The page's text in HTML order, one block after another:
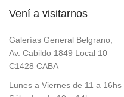
Vení a visitarnos
Galerías General Belgrano,
Av. Cabildo 1849 Local 10
C1428 CABA
Lunes a Viernes de 11 a 16hs